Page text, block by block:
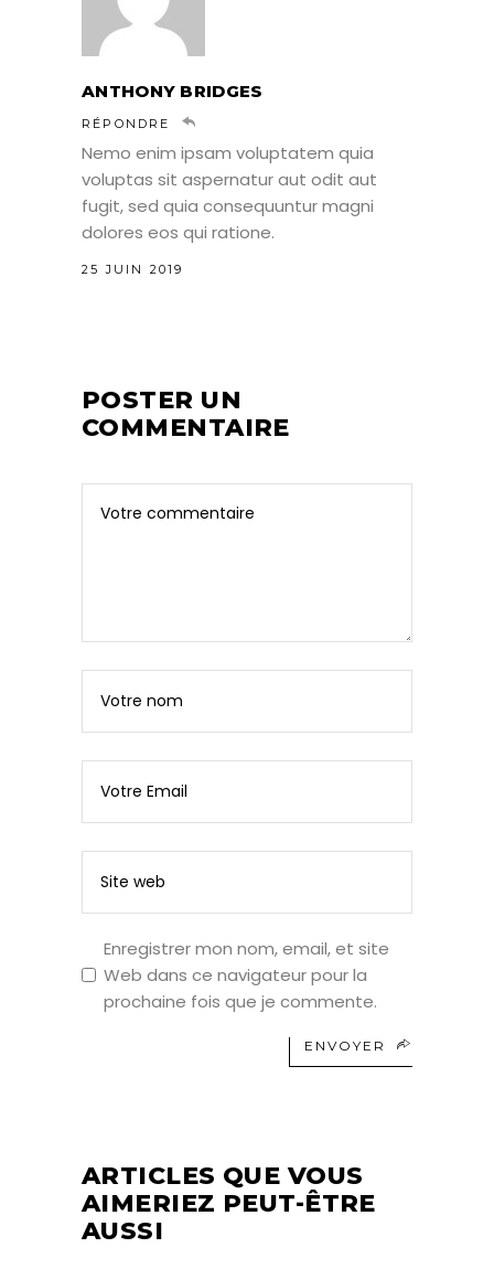
ANTHONY BRIDGES
RÉPONDRE
Nemo enim ipsam voluptatem quia
voluptas sit aspernatur aut odit aut
fugit, sed quia consequuntur magni
dolores eos qui ratione.
25 JUIN 2019
POSTER UN
COMMENTAIRE
Enregistrer mon nom, email, et site
Web dans ce navigateur pour la
prochaine fois que je commente.
ENVOYER
ARTICLES QUE VOUS
AIMERIEZ PEUT-ÊTRE
AUSSI